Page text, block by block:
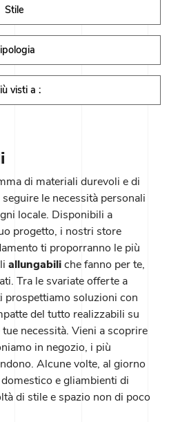
Stile
visti a :
di materiali durevoli e di
le necessità personali
locale. Disponibili a
progetto, i nostri store
ti proporranno le più
allungabiliche fanno per te,
Tra le svariate offerte a
prospettiamo soluzioni con
del tutto realizzabili su
necessità. Vieni a scoprire
in negozio, i più
Alcune volte, al giorno
e gliambienti di
di stile e spazio non di poco